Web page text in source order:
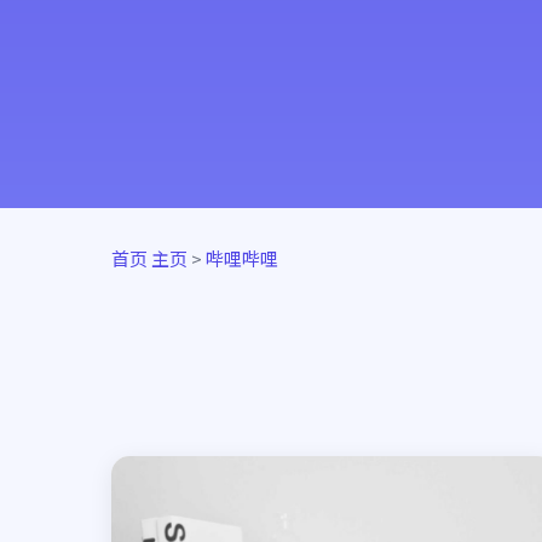
首页 主页 >哔哩哔哩